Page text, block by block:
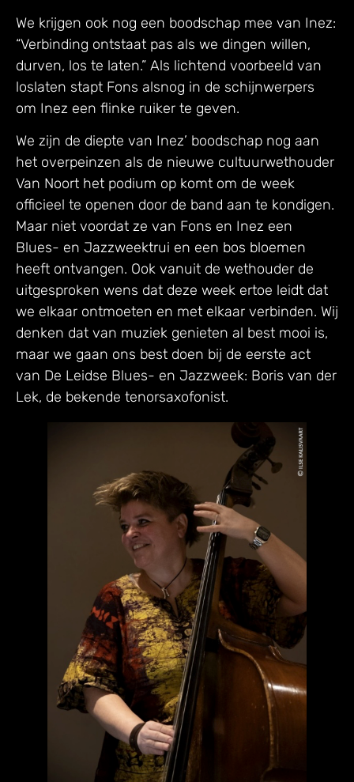
We krijgen ook nog een boodschap mee van Inez:
“Verbinding ontstaat pas als we dingen willen,
durven, los te laten.” Als lichtend voorbeeld van
loslaten stapt Fons alsnog in de schijnwerpers
om Inez een flinke ruiker te geven.
We zijn de diepte van Inez’ boodschap nog aan
het overpeinzen als de nieuwe cultuurwethouder
Van Noort het podium op komt om de week
officieel te openen door de band aan te kondigen.
Maar niet voordat ze van Fons en Inez een
Blues- en Jazzweektrui en een bos bloemen
heeft ontvangen. Ook vanuit de wethouder de
uitgesproken wens dat deze week ertoe leidt dat
we elkaar ontmoeten en met elkaar verbinden. Wij
denken dat van muziek genieten al best mooi is,
maar we gaan ons best doen bij de eerste act
van De Leidse Blues- en Jazzweek: Boris van der
Lek, de bekende tenorsaxofonist.